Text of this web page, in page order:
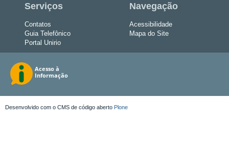
Serviços
Contatos
Guia Telefônico
Portal Unirio
Navegação
Acessibilidade
Mapa do Site
Desenvolvido com o CMS de código aberto Plone